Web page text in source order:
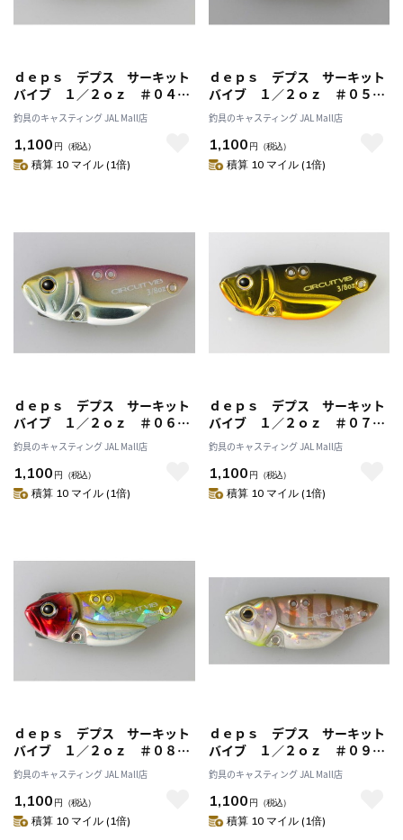
ｄｅｐｓ デプス サーキット
バイブ １／２ｏｚ ＃０４メ
タルケタバス
釣具のキャスティング JAL Mall店
1,100 円 （税込）
積算 10 マイル (1倍)
ｄｅｐｓ デプス サーキット
バイブ １／２ｏｚ ＃０５氷
魚
釣具のキャスティング JAL Mall店
1,100 円 （税込）
積算 10 マイル (1倍)
ｄｅｐｓ デプス サーキット
バイブ １／２ｏｚ ＃０６ワ
カサギ
釣具のキャスティング JAL Mall店
1,100 円 （税込）
積算 10 マイル (1倍)
ｄｅｐｓ デプス サーキット
バイブ １／２ｏｚ ＃０７ク
ロキン
釣具のキャスティング JAL Mall店
1,100 円 （税込）
積算 10 マイル (1倍)
ｄｅｐｓ デプス サーキット
バイブ １／２ｏｚ ＃０８ク
ラウン
釣具のキャスティング JAL Mall店
1,100 円 （税込）
積算 10 マイル (1倍)
ｄｅｐｓ デプス サーキット
バイブ １／２ｏｚ ＃０９稚
ギル
釣具のキャスティング JAL Mall店
1,100 円 （税込）
積算 10 マイル (1倍)